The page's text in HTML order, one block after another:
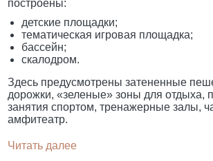
построены:
детские площадки;
тематическая игровая площадка;
бассейн;
скалодром.
Здесь предусмотрены затененные
дорожки, «зеленые» зоны для отдыха,
занятия спортом, тренажерные залы,
амфитеатр.
Читать далее